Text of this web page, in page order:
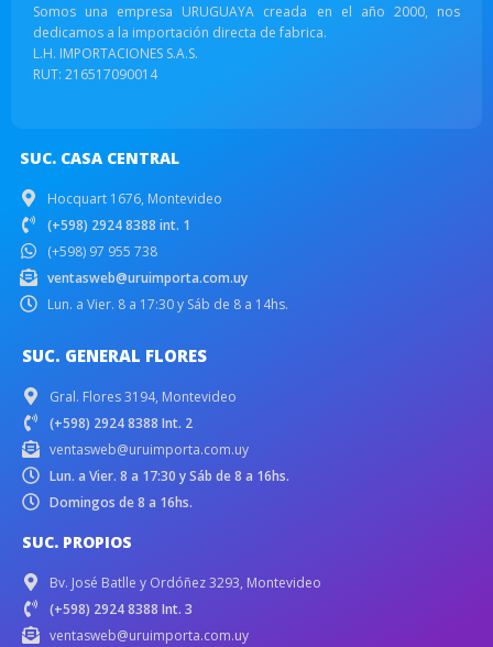
Somos una empresa URUGUAYA creada en el año 2000, nos
dedicamos a la importación directa de fabrica.
L.H. IMPORTACIONES S.A.S.
RUT: 216517090014
SUC. CASA CENTRAL
Hocquart 1676, Montevideo
(+598) 2924 8388 int. 1
(+598) 97 955 738
ventasweb@uruimporta.com.uy
Lun. a Vier. 8 a 17:30 y Sáb de 8 a 14hs.
SUC. GENERAL FLORES
Gral. Flores 3194, Montevideo
(+598) 2924 8388 Int. 2
ventasweb@uruimporta.com.uy
Lun. a Vier. 8 a 17:30 y Sáb de 8 a 16hs.
Domingos de 8 a 16hs.
SUC. PROPIOS
Bv. José Batlle y Ordóñez 3293, Montevideo
(+598) 2924 8388 Int. 3
ventasweb@uruimporta.com.uy